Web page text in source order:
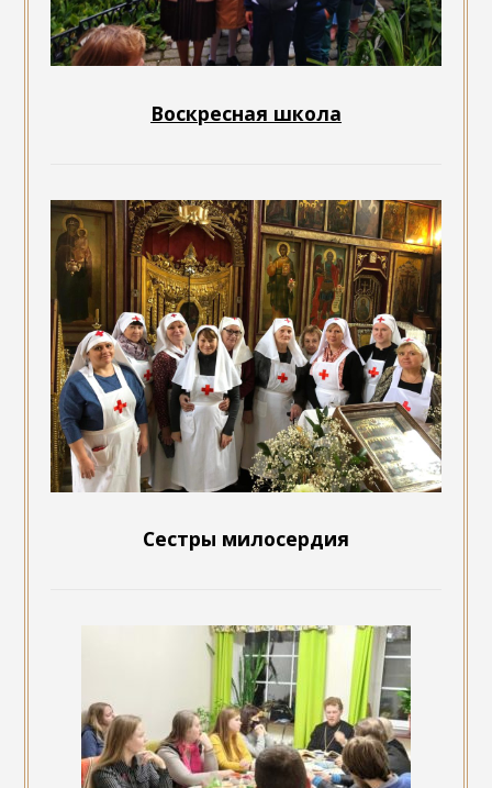
Воскресная школа
Сестры милосердия